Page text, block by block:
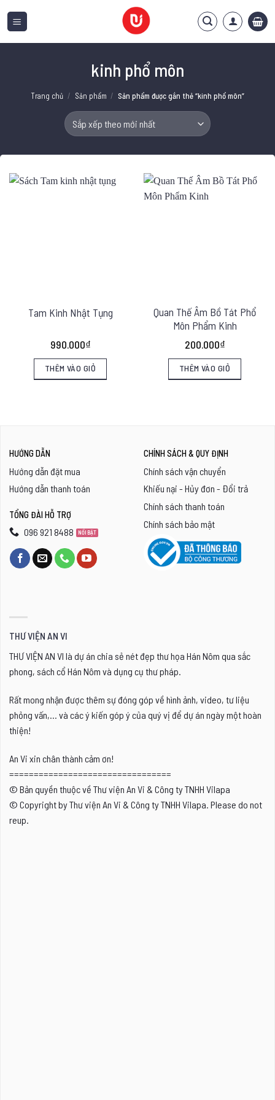
qua
kinh phổ môn
Trang chủ / Sản phẩm / Sản phẩm được gắn thẻ “kinh phổ môn”
Tam Kinh Nhật Tụng
990.000₫
THÊM VÀO GIỎ
Quan Thế Âm Bồ Tát Phổ
Môn Phẩm Kinh
200.000₫
THÊM VÀO GIỎ
HƯỚNG DẪN
Hướng dẫn đặt mua
Hướng dẫn thanh toán
TỔNG ĐÀI HỖ TRỢ
096 921 8488
CHÍNH SÁCH & QUY ĐỊNH
Chính sách vận chuyển
Khiếu nại - Hủy đơn - Đổi trả
Chính sách thanh toán
Chính sách bảo mật
THƯ VIỆN AN VI
THƯ VIỆN AN VI là dự án chia sẻ nét đẹp thư họa Hán Nôm qua sắc
phong, sách cổ Hán Nôm và dụng cụ thư pháp.
Rất mong nhận được thêm sự đóng góp về hình ảnh, video, tư liệu
phỏng vấn,... và các ý kiến góp ý của quý vị để dự án ngày một hoàn
thiện!
An Vi xin chân thành cảm ơn!
=================================
© Bản quyền thuộc về Thư viện An Vi & Công ty TNHH Vilapa
© Copyright by Thư viện An Vi & Công ty TNHH Vilapa. Please do not
reup.